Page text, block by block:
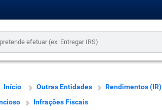
Início Outras Entidades Rendimentos (IR)
Infrações Fiscais